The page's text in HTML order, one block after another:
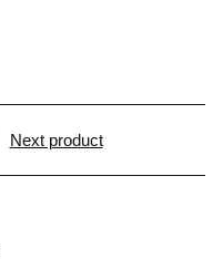
Next product